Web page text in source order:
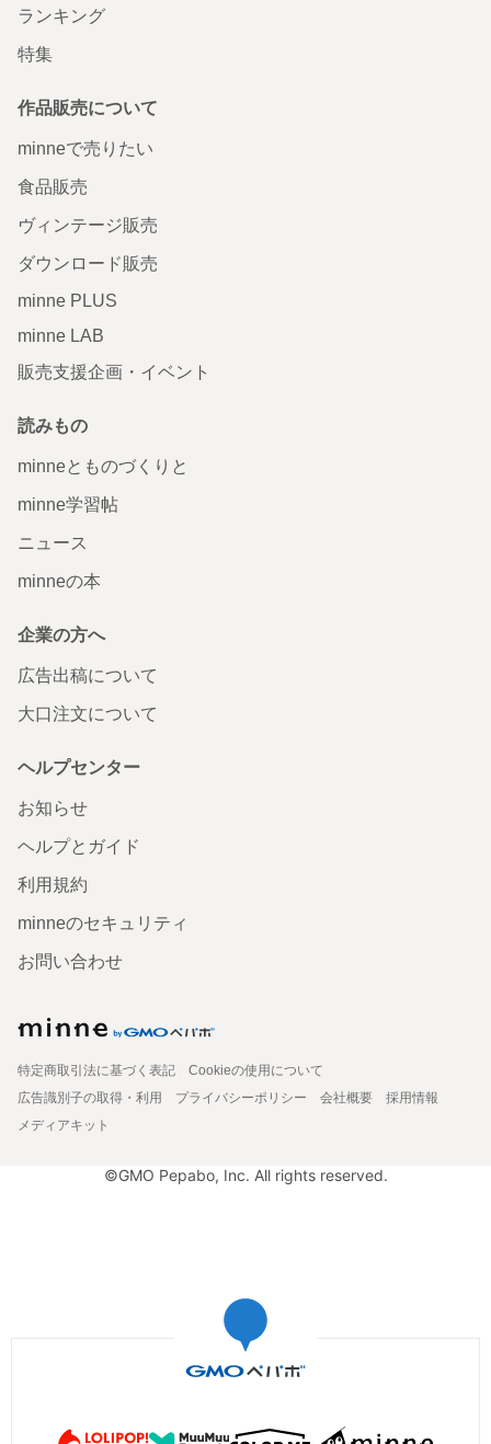
ランキング
特集
作品販売について
minneで売りたい
食品販売
ヴィンテージ販売
ダウンロード販売
minne PLUS
minne LAB
販売支援企画・イベント
読みもの
minneとものづくりと
minne学習帖
ニュース
minneの本
企業の方へ
広告出稿について
大口注文について
ヘルプセンター
お知らせ
ヘルプとガイド
利用規約
minneのセキュリティ
お問い合わせ
特定商取引法に基づく表記
Cookieの使用について
広告識別子の取得・利用
プライバシーポリシー 会社概要
採用情報
メディアキット
©GMO Pepabo, Inc. All rights reserved.